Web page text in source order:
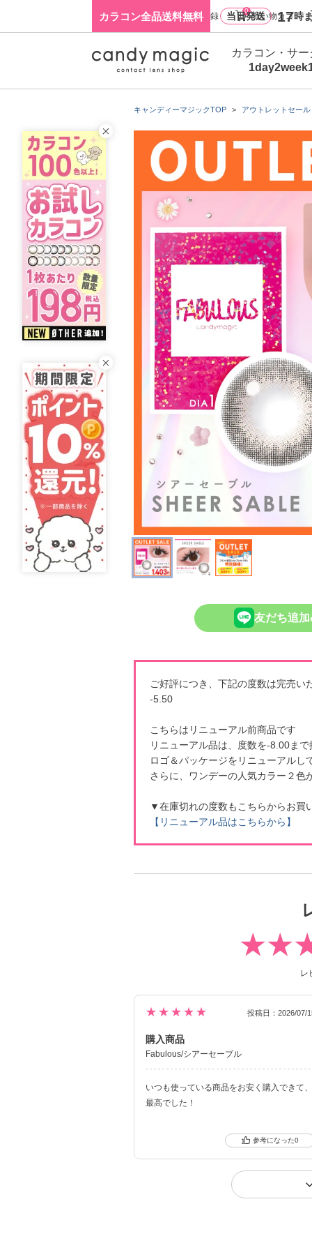
カラコン全品送料無料 当日発送 17時
キャンディーマジックTOP アウトレットセール
友だち追
ご好評につき、下記の度数は完売い
-5.50
こちらはリニューアル前商品です
リニューアル品は、度数を-8.00ま
ロゴ＆パッケージをリニューアル
さらに、ワンデーの人気カラー２色
▼在庫切れの度数もこちらからお買
【リニューアル品はこちらから】
レ
★★★★★ 投稿日：2026/07/
購入商品
Fabulous/シアーセーブル
いつも使っている商品をお安く購入できて、
最高でした！
0
ログイン・新規会員登録
0
買い物カゴ
カラコン・サ
1day2week